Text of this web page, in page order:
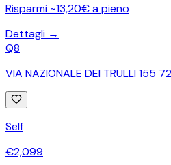
Risparmi ~13,20€ a pieno
Dettagli →
Q8
VIA NAZIONALE DEI TRULLI 155
Self
€2,099